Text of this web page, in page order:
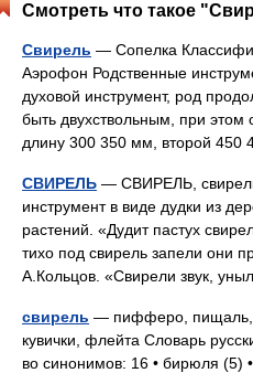
Смотреть что такое
Свирель — Сопелка
Аэрофон Родственные
духовой инструмент, род
быть двухствольным, при этом
длину 300 350 мм, второй
СВИРЕЛЬ — СВИРЕЛЬ,
инструмент в виде дудки из
растений. «Дудит пастух
тихо под свирель запели они
А.Кольцов. «Свирели звук,
свирель — пифферо, пищаль,
кувички, флейта Словарь
во синонимов: 16 • бирюля